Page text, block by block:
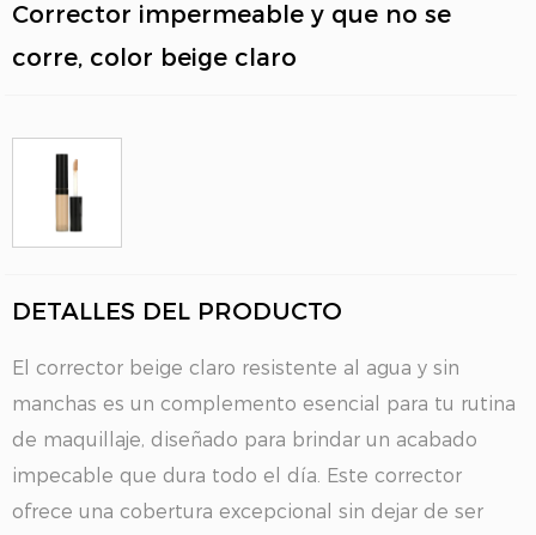
Corrector impermeable y que no se
corre, color beige claro
DETALLES DEL PRODUCTO
El corrector beige claro resistente al agua y sin
manchas es un complemento esencial para tu rutina
de maquillaje, diseñado para brindar un acabado
impecable que dura todo el día. Este corrector
ofrece una cobertura excepcional sin dejar de ser